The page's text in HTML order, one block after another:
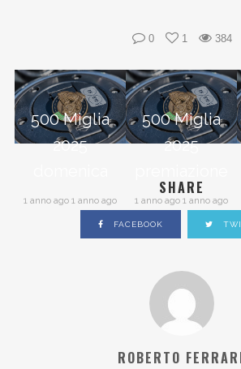
0 1 384
500 Miglia
2025
1 anno ago 1 anno ago
500 Miglia
2025
1 anno ago 1 anno ago
SHARE
FACEBOOK
ROBERTO